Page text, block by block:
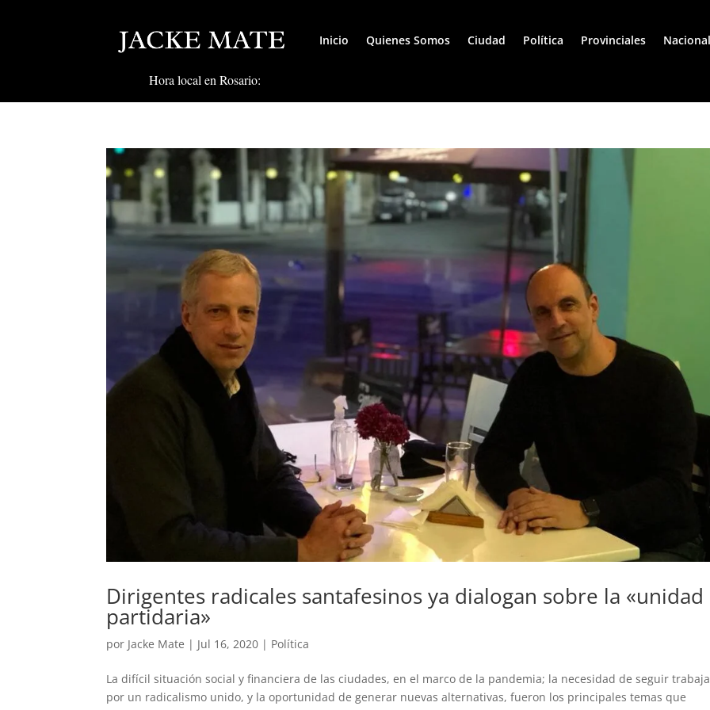
Inicio Quienes Somos Ciudad Política Provinciales
Hora local en Rosario:
Dirigentes radicales santafesinos ya dialogan sobre la «unidad
partidaria»
por Jacke Mate | Jul 16, 2020 | Política
La difícil situación social y financiera de las ciudades, en el marco de la pandemia; la necesidad de seguir
por un radicalismo unido, y la oportunidad de generar nuevas alternativas, fueron los principales temas que